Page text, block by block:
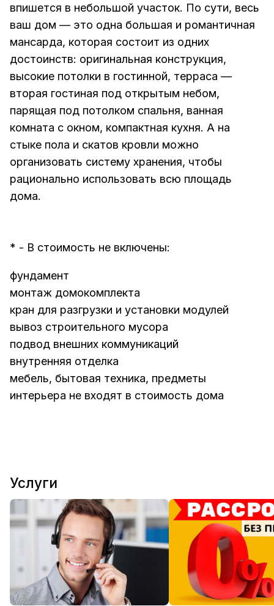
впишется в небольшой участок. По сути, весь
ваш дом — это одна большая и романтичная
мансарда, которая состоит из одних
достоинств: оригинальная конструкция,
высокие потолки в гостинной, терраса —
вторая гостиная под открытым небом,
парящая под потолком спальня, ванная
комната с окном, компактная кухня. А на
стыке пола и скатов кровли можно
организовать систему хранения, чтобы
рационально использовать всю площадь
дома.
* - В стоимость не включены:
фундамент
монтаж домокомплекта
кран для разгрузки и установки модулей
вывоз строительного мусора
подвод внешних коммуникаций
внутренняя отделка
мебель, бытовая техника, предметы
интерьера не входят в стоимость дома
Услуги